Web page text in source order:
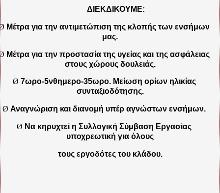
ΔΙΕΚΔΙΚΟΥΜΕ:
Μέτρα για την αντιμετώπιση της κλοπής των ενσήμων
μας.
Μέτρα για την προστασία της υγείας και της ασφάλειας
στους χώρους δουλειάς.
Ø 7ωρο-5νθημερο-35ωρο. Μείωση ορίων ηλικίας
συνταξιοδότησης.
Ø Αναγνώριση και διανομή υπέρ αγνώστων ενσήμων.
Ø Να κηρυχτεί η Συλλογική Σύμβαση Εργασίας
υποχρεωτική για όλους
τους εργοδότες του κλάδου.